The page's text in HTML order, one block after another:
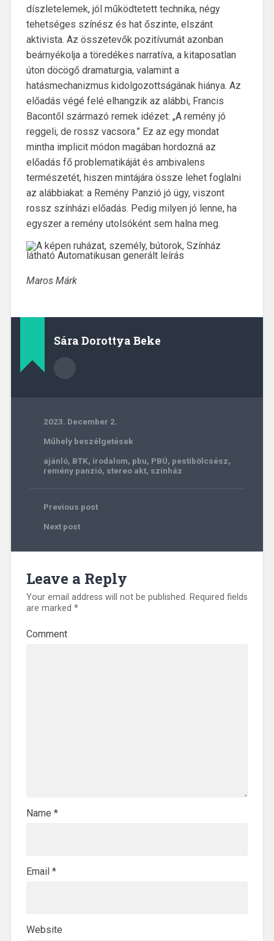
díszletelemek, jól működtetett technika, négy
tehetséges színész és hat őszinte, elszánt
aktivista. Az összetevők pozitívumát azonban
beárnyékolja a töredékes narratíva, a kitaposatlan
úton döcögő dramaturgia, valamint a
hatásmechanizmus kidolgozottságának hiánya. Az
előadás végé felé elhangzik az alábbi, Francis
Bacontől származó remek idézet: „A remény jó
reggeli, de rossz vacsora.” Ez az egy mondat
mintha implicit módon magában hordozná az
előadás fő problematikáját és ambivalens
természetét, hiszen mintájára össze lehet foglalni
az alábbiakat: a Remény Panzió jó ügy, viszont
rossz színházi előadás. Pedig milyen jó lenne, ha
egyszer a remény utolsóként sem halna meg.
Maros Márk
Sára Dorottya Beke
2023. December 2.
Műhely beszélgetések
ajánló, BTK, irodalom, pbu, PBÚ, pestibölcsész,
remény panzió, stereo akt, színház
Previous post
Next post
Leave a Reply
Your email address will not be published. Required fields
are marked *
Comment
Name *
Email *
Website